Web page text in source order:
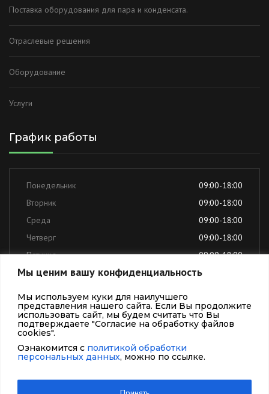
Мы ценим вашу конфиденциальность
Мы используем куки для наилучшего
представления нашего сайта. Если Вы продолжите
использовать сайт, мы будем считать что Вы
подтверждаете "Согласие на обработку файлов
cookies".
Ознакомится с политикой обработки
персональных данных, можно по ссылке.
Поставка оборудования для пара и конденсата.
Отраслевые решения
Оборудование
Услуги
График работы
Понедельник
09:00-18:00
Вторник
09:00-18:00
Среда
09:00-18:00
Четверг
09:00-18:00
Пятница
09:00-18:00
Суббота
ООО "НОСТ-СОЛЮШЕНС" 2026 © Все права защищены